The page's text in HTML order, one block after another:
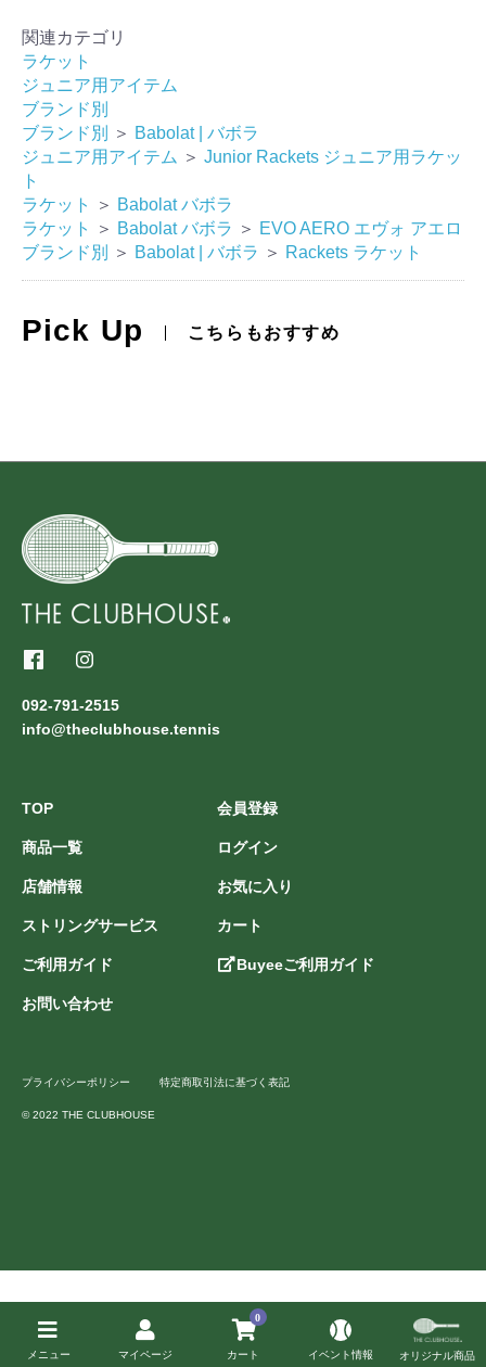
関連カテゴリ
ラケット
ジュニア用アイテム
ブランド別
ブランド別
＞ Babolat | バボラ
ジュニア用アイテム ＞ Junior Rackets ジュニア用ラケッ
ト
ラケット
＞ Babolat バボラ
ラケット
＞ Babolat バボラ ＞ EVO AERO エヴォ アエロ
ブランド別
＞ Babolat | バボラ ＞ Rackets ラケット
Pick Up こちらもおすすめ
092-791-2515
info@theclubhouse.tennis
TOP
商品一覧
店舗情報
ストリングサービス
ご利用ガイド
お問い合わせ
会員登録
ログイン
お気に入り
カート
Buyeeご利用ガイド
プライバシーポリシー 特定商取引法に基づく表記
© 2022 THE CLUBHOUSE
メニュー マイページ
0
カート イベント情報 オリジナル商品